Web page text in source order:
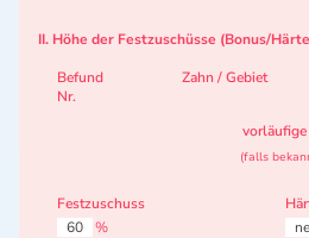
II. Höhe der Festzuschüsse (Bonus/
Befund
Nr.
Zahn / Gebiet
vorläufige
(falls
Festzuschuss
60
%